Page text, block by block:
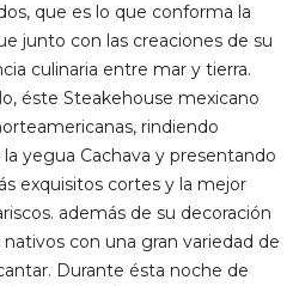
que es lo que conforma la
junto con las creaciones de su
culinaria entre mar y tierra.
éste Steakehouse mexicano
rindiendo
yegua Cachava y presentando
exquisitos cortes y la mejor
además de su decoración
con una gran variedad de
Durante ésta noche de